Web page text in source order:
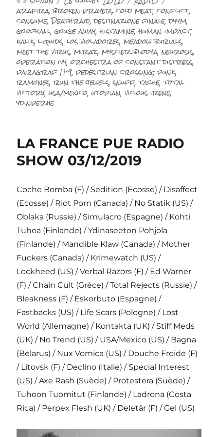
le
arafira,broken prayer,cold meat,conflict,
consume,Deathraid,destinazione finale,dyym,
goofball,gouge away,histamine,human impact,
kalik,liquids,los violadores,meadow burials,
meet the virus,miraz,myscier blodya,neurosis,
operation ivy,orchestra of constant distress,
paragraf 119,pedestrian crossing,punk,
ramones,run the jewels,snuff,tache,total
victory,usa/mexico,utopian,vicious irene,
ydinperhe
LA FRANCE PUE RADIO
SHOW 03/12/2019
Coche Bomba (F) / Sedition (Ecosse) / Disaffect
(Ecosse) / Riot Porn (Canada) / No Statik (US) /
Oblaka (Russie) / Simulacro (Espagne) / Kohti
Tuhoa (Finlande) / Ydinaseeton Pohjola
(Finlande) / Mandible Klaw (Canada) / Mother
Fuckers (Canada) / Krimewatch (US) /
Lockheed (US) / Verbal Razors (F) / Ed Warner
(F) / Chain Cult (Grèce) / Total Rejects (Russie) /
Bleakness (F) / Eskorbuto (Espagne) /
Fastbacks (US) / Life Scars (Pologne) / Lost
World (Allemagne) / Kontakta (UK) / Stiff Meds
(UK) / No Trend (US) / USA/Mexico (US) / Bagna
(Belarus) / Nux Vomica (US) / Douche Froide (F)
/ Litovsk (F) / Declino (Italie) / Special Interest
(US) / Axe Rash (Suède) / Protestera (Suède) /
Tuhoon Tuomitut (Finlande) / Ladrona (Costa
Rica) / Perpex Flesh (UK) / Deletär (F) / Gel (US)